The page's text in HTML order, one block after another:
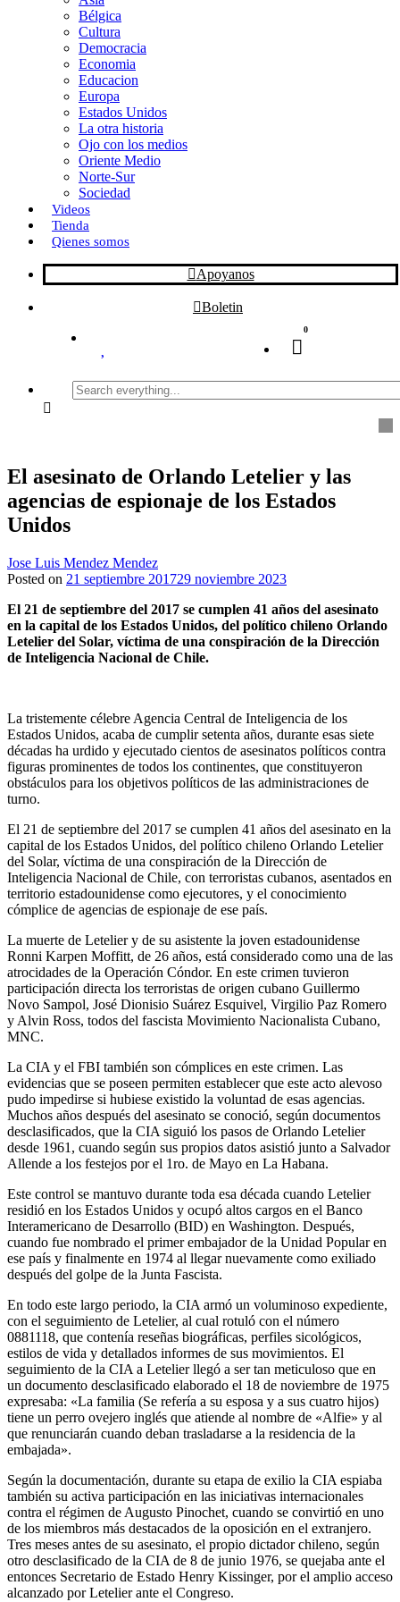
i
r
Bélgica
Cultura
Democracia
Economia
Educacion
Europa
Estados Unidos
La otra historia
Ojo con los medios
Oriente Medio
Norte-Sur
Sociedad
Videos
Tienda
Qienes somos
Apoyanos
Boletin
0
Search
everything...
El asesinato de Orlando Letelier y las
agencias de espionaje de los Estados
Unidos
Jose Luis Mendez Mendez
Posted on 21 septiembre 201729 noviembre 2023
El 21 de septiembre del 2017 se cumplen 41 años del asesinato
en la capital de los Estados Unidos, del político chileno Orlando
Letelier del Solar, víctima de una conspiración de la Dirección
de Inteligencia Nacional de Chile.
La tristemente célebre Agencia Central de Inteligencia de los
Estados Unidos, acaba de cumplir setenta años, durante esas siete
décadas ha urdido y ejecutado cientos de asesinatos políticos contra
figuras prominentes de todos los continentes, que constituyeron
obstáculos para los objetivos políticos de las administraciones de
turno.
El 21 de septiembre del 2017 se cumplen 41 años del asesinato en la
capital de los Estados Unidos, del político chileno Orlando Letelier
del Solar, víctima de una conspiración de la Dirección de
Inteligencia Nacional de Chile, con terroristas cubanos, asentados en
territorio estadounidense como ejecutores, y el conocimiento
cómplice de agencias de espionaje de ese país.
La muerte de Letelier y de su asistente la joven estadounidense
Ronni Karpen Moffitt, de 26 años, está considerado como una de las
atrocidades de la Operación Cóndor. En este crimen tuvieron
participación directa los terroristas de origen cubano Guillermo
Novo Sampol, José Dionisio Suárez Esquivel, Virgilio Paz Romero
y Alvin Ross, todos del fascista Movimiento Nacionalista Cubano,
MNC.
La CIA y el FBI también son cómplices en este crimen. Las
evidencias que se poseen permiten establecer que este acto alevoso
pudo impedirse si hubiese existido la voluntad de esas agencias.
Muchos años después del asesinato se conoció, según documentos
desclasificados, que la CIA siguió los pasos de Orlando Letelier
desde 1961, cuando según sus propios datos asistió junto a Salvador
Allende a los festejos por el 1ro. de Mayo en La Habana.
Este control se mantuvo durante toda esa década cuando Letelier
residió en los Estados Unidos y ocupó altos cargos en el Banco
Interamericano de Desarrollo (BID) en Washington. Después,
cuando fue nombrado el primer embajador de la Unidad Popular en
ese país y finalmente en 1974 al llegar nuevamente como exiliado
después del golpe de la Junta Fascista.
En todo este largo periodo, la CIA armó un voluminoso expediente,
con el seguimiento de Letelier, al cual rotuló con el número
0881118, que contenía reseñas biográficas, perfiles sicológicos,
estilos de vida y detallados informes de sus movimientos. El
seguimiento de la CIA a Letelier llegó a ser tan meticuloso que en
un documento desclasificado elaborado el 18 de noviembre de 1975
expresaba: «La familia (Se refería a su esposa y a sus cuatro hijos)
tiene un perro ovejero inglés que atiende al nombre de «Alfie» y al
que renunciarán cuando deban trasladarse a la residencia de la
embajada».
Según la documentación, durante su etapa de exilio la CIA espiaba
también su activa participación en las iniciativas internacionales
contra el régimen de Augusto Pinochet, cuando se convirtió en uno
de los miembros más destacados de la oposición en el extranjero.
Tres meses antes de su asesinato, el propio dictador chileno, según
otro desclasificado de la CIA de 8 de junio 1976, se quejaba ante el
entonces Secretario de Estado Henry Kissinger, por el amplio acceso
alcanzado por Letelier ante el Congreso.